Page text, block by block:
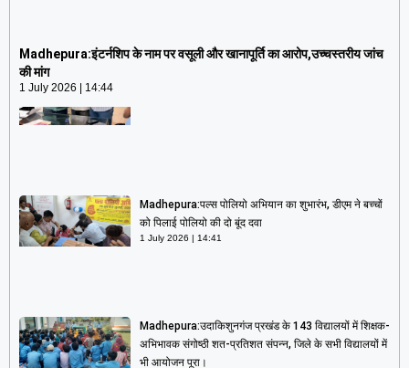
Madhepura:इंटर्नशिप के नाम पर वसूली और खानापूर्ति का आरोप,उच्चस्तरीय जांच
की मांग
1 July 2026 14:44
1 July 2026 14:44
Madhepura:पल्स पोलियो अभियान का शुभारंभ, डीएम ने बच्चों
को पिलाई पोलियो की दो बूंद दवा
1 July 2026 14:41
Madhepura:उदाकिशुनगंज प्रखंड के 143 विद्यालयों में शिक्षक-
अभिभावक संगोष्ठी शत-प्रतिशत संपन्न, जिले के सभी विद्यालयों में
भी आयोजन पूरा।